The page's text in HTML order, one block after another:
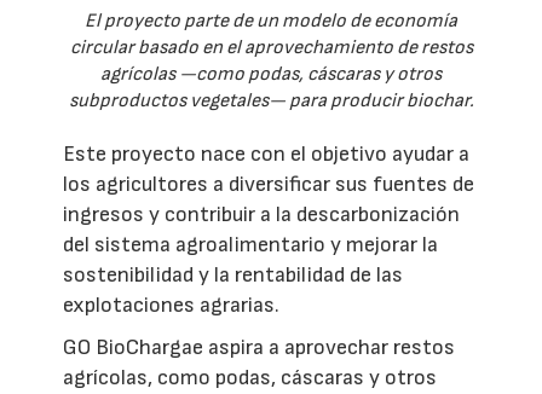
El proyecto parte de un modelo de economía
circular basado en el aprovechamiento de restos
agrícolas —como podas, cáscaras y otros
subproductos vegetales— para producir biochar.
Este proyecto nace con el objetivo ayudar a
los agricultores a diversificar sus fuentes de
ingresos y contribuir a la descarbonización
del sistema agroalimentario y mejorar la
sostenibilidad y la rentabilidad de las
explotaciones agrarias.
GO BioChargae aspira a aprovechar restos
agrícolas, como podas, cáscaras y otros